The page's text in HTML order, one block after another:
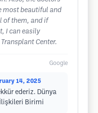
most beautiful and
of them, and if
I can easily
Center.
Google
14, 2025
ederiz. Dünya
Birimi